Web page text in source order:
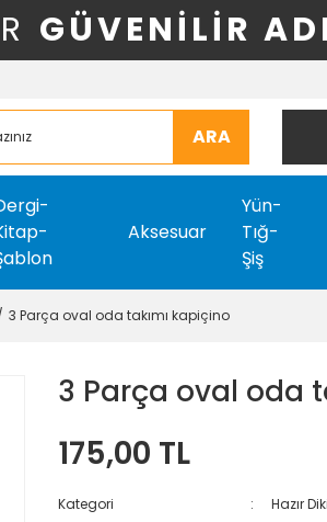
GÜVENİLİR
ARA
Aksesuar
Yün-
Tığ-
Şiş
3 Parça oval oda takımı kapiçino
3 Parça oval oda
175,00 TL
Kategori Hazır